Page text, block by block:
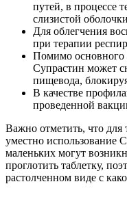
путей, в процессе
слизистой
Для облегчения
при терапии
Помимо основного
Супрастин может
пищевода,
В качестве
проведенной
Важно отметить, что для
уместно использование
маленьких могут
проглотить таблетку,
растолченном виде с